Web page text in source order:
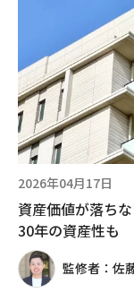
2026年04月17日
資産価値が落ち
30年の資産性も
監修者：